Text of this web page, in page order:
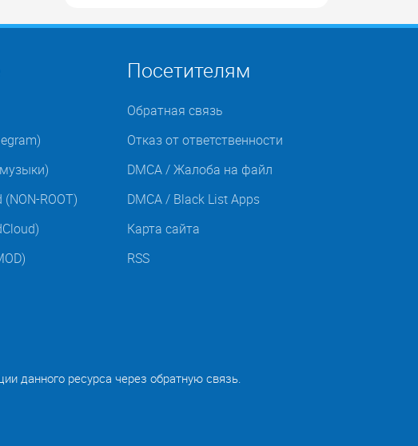
ROOT)
Посетителям
Обратная связь
Отказ от ответственности
DMCA / Жалоба на файл
DMCA / Black List Apps
Карта сайта
RSS
данного ресурса через обратную связь.